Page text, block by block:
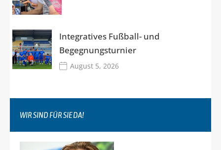
Integratives Fußball- und
Begegnungsturnier
August 5, 2026
WIR SIND FÜR SIE DA!